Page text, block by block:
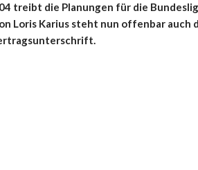
treibt die Planungen für die
Loris Karius steht nun offenbar